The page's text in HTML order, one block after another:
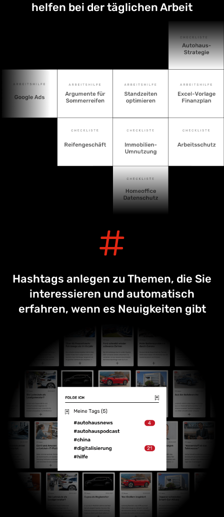
helfen bei der täglichen Arbeit
Hashtags anlegen zu Themen, die Sie
interessieren und automatisch
erfahren, wenn es Neuigkeiten gibt